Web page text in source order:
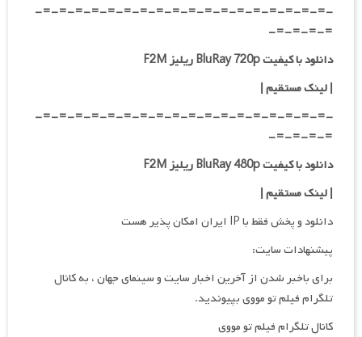
-=-=-=-=-=-=-=-=-=-=-=-=-=-=-=-=-=-=-
=-=-=-=-
دانلود با کیفیت BluRay 720p ریلیز F2M
| لینک مستقیم|
-=-=-=-=-=-=-=-=-=-=-=-=-=-=-=-=-=-=-
=-=-=-=-
دانلود با کیفیت BluRay 480p ریلیز F2M
| لینک مستقیم|
دانلود و پخش فقط با IP ایران امکان پذیر هست
پیشنهادات سایت:
برای باخبر شدن از آخرین اخبار سایت و سینمای جهان ، به کانال
تلگرام فیلم تو مووی بپیوندید.
کانال تلگرام فیلم تو مووی